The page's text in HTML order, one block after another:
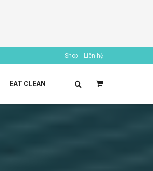
Shop Liên hệ
EAT CLEAN